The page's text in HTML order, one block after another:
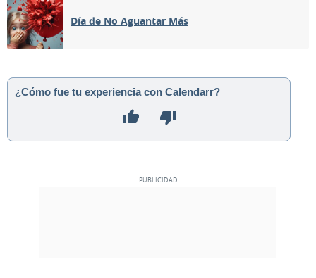
Día de No Aguantar Más
¿Cómo fue tu experiencia con Calendarr?